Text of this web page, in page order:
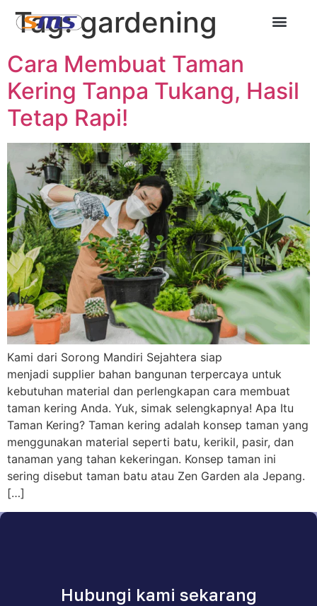
Tag:gardening
Cara Membuat Taman
Kering Tanpa Tukang, Hasil
Tetap Rapi!
Kami dari Sorong Mandiri Sejahtera siap
menjadi supplier bahan bangunan terpercaya untuk
kebutuhan material dan perlengkapan cara membuat
taman kering Anda. Yuk, simak selengkapnya! Apa Itu
Taman Kering? Taman kering adalah konsep taman yang
menggunakan material seperti batu, kerikil, pasir, dan
tanaman yang tahan kekeringan. Konsep taman ini
sering disebut taman batu atau Zen Garden ala Jepang.
[…]
Hubungi kami sekarang